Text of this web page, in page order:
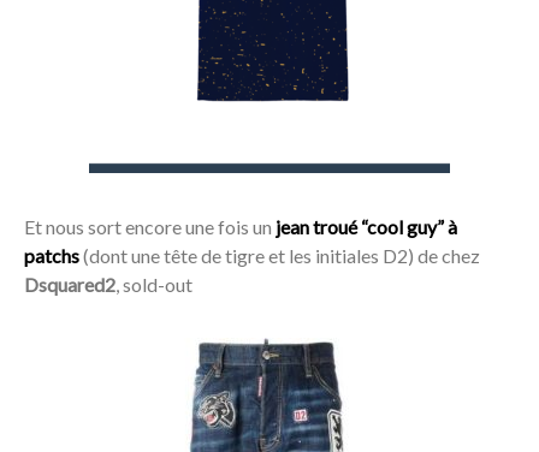
Et nous sort encore une fois un jean troué “cool guy” à
patchs(dont une tête de tigre et les initiales D2) de chez
Dsquared2, sold-out